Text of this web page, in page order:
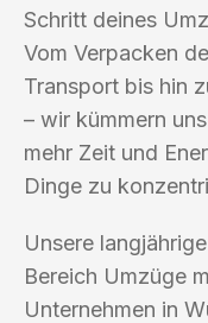
Schritt deines
Vom Verpacken
Transport bis hin
– wir kümmern
mehr Zeit und
Dinge zu
Unsere
Bereich Umzüge
Unternehmen in